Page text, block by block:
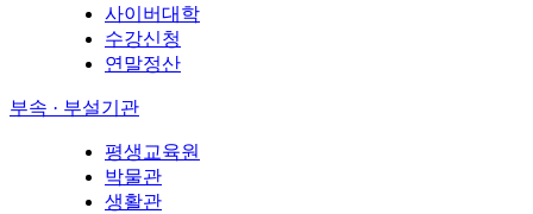
사이버대학
수강신청
연말정산
부속 · 부설기관
평생교육원
박물관
생활관